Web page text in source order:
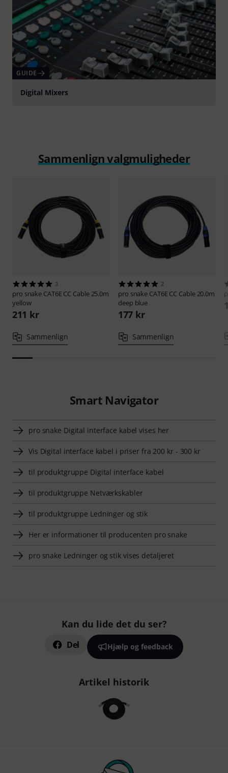
GUIDE
Digital Mixers
Sammenlign valgmuligheder
3
pro snake CAT6E CC Cable 25.0m
yellow
211 kr
Sammenlign
2
pro snake CAT6E CC Cable 20.0m
deep blue
177 kr
Sammenlign
Smart Navigator
pro snake Digital interface kabel vises her
Vis Digital interface kabel i priser fra 200 kr - 300 kr
til produktgruppe Digital interface kabel
til produktgruppe Netværkskabler
til produktgruppe Ledninger og stik
Her er informationer til producenten pro snake
pro snake Ledninger og stik vises detaljeret
Kan du lide det du ser?
Del Hjælp og feedback
Artikel historik